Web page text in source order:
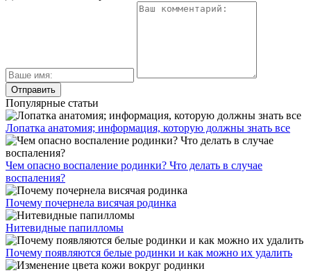
Популярные статьи
Лопатка анатомия; информация, которую должны знать все
Чем опасно воспаление родинки? Что делать в случае
воспаления?
Почему почернела висячая родинка
Нитевидные папилломы
Почему появляются белые родинки и как можно их удалить